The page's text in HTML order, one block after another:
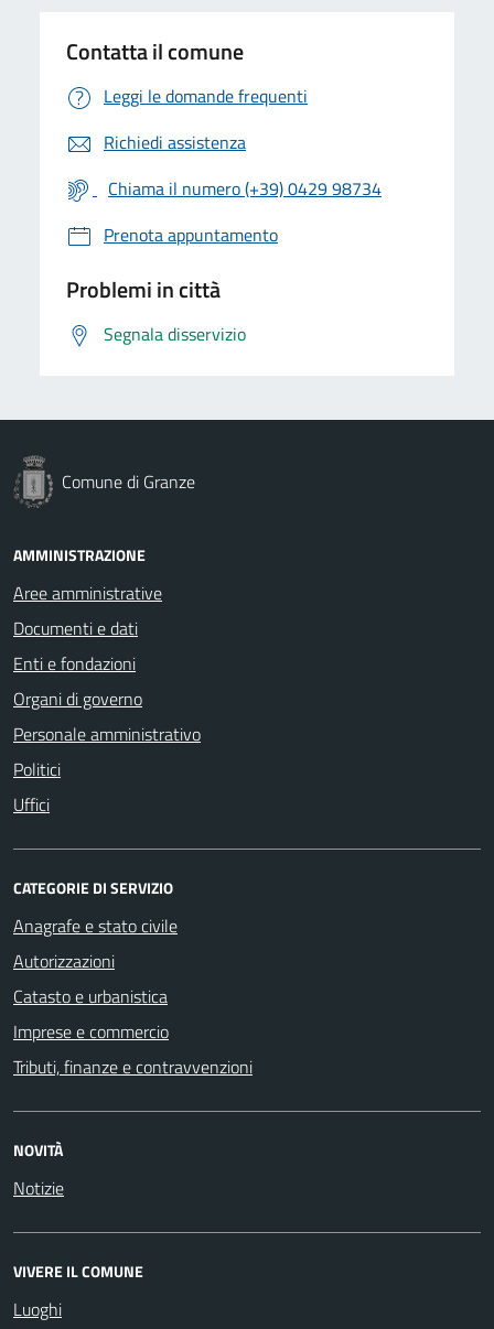
Contatta il comune
Leggi le domande frequenti
Richiedi assistenza
Chiama il numero (+39) 0429 98734
Prenota appuntamento
Problemi in città
Segnala disservizio
Comune di Granze
AMMINISTRAZIONE
Aree amministrative
Documenti e dati
Enti e fondazioni
Organi di governo
Personale amministrativo
Politici
Uffici
CATEGORIE DI SERVIZIO
Anagrafe e stato civile
Autorizzazioni
Catasto e urbanistica
Imprese e commercio
Tributi, finanze e contravvenzioni
NOVITÀ
Notizie
VIVERE IL COMUNE
Luoghi